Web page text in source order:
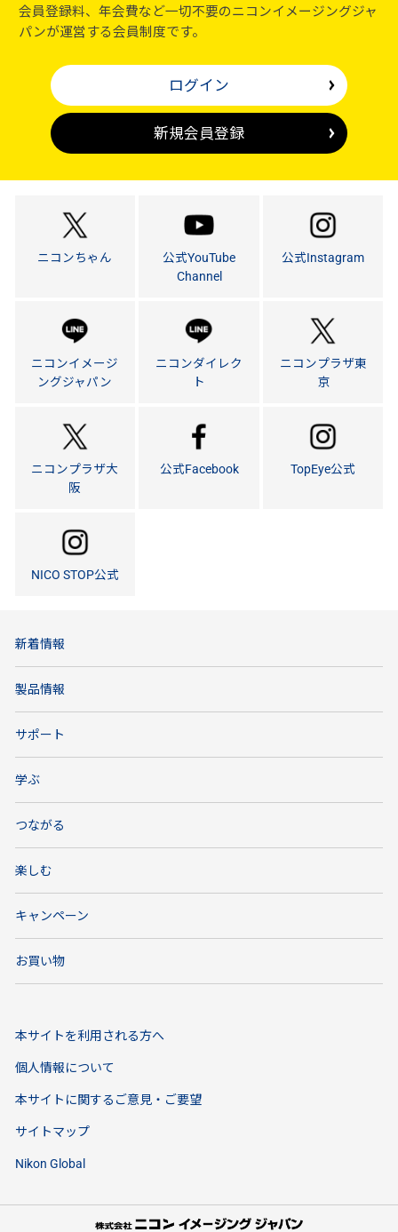
会員登録料、年会費など一切不要のニコンイメージングジャ
パンが運営する会員制度です。
ログイン
新規会員登録
ニコンちゃん
公式YouTube
Channel
公式Instagram
ニコンイメージ
ングジャパン
ニコンダイレク
ト
ニコンプラザ東
京
ニコンプラザ大
阪
公式Facebook TopEye公式
NICO STOP公式
新着情報
製品情報
サポート
学ぶ
つながる
楽しむ
キャンペーン
お買い物
本サイトを利用される方へ
個人情報について
本サイトに関するご意見・ご要望
サイトマップ
Nikon Global